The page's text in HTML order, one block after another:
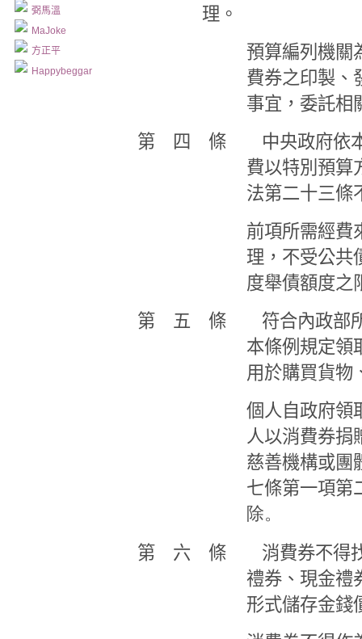
弼馬溫
MaJoke
方正平
Happybeggar
理。
預算編列機關
費券之印製、
事宜，委託相
第 四 條 中央政府依本
費以特別預算
法第二十三條
前項所需經費
理，不受公共
度舉債額度之
第 五 條 符合內政部所
本條例規定領
用於購買貨物
個人自政府領
人以消費券捐
慈善機構或團
七條第一項第
除。
第 六 條 消費券不得找
禮券、現金禮
形式儲存金錢